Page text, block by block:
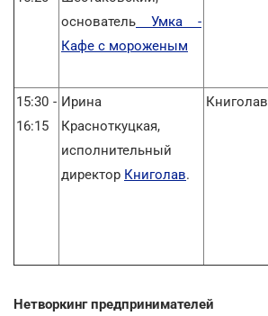
основатель Умка -
Кафе с мороженым
15:30 -
16:15
Ирина
Красноткуцкая,
исполнительный
директор Книголав.
Книголав
Нетворкинг предпринимателей